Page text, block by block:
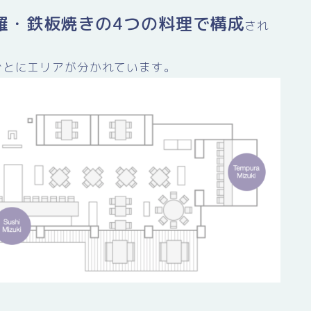
・鉄板焼きの4つの料理で構成され
にエリアが分かれています。